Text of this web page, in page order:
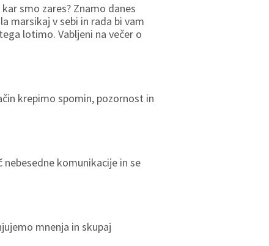
smo zares? Znamo danes
marsikaj v sebi in rada bi vam
lotimo. Vabljeni na večer o
krepimo spomin, pozornost in
komunikacije in se
mnenja in skupaj